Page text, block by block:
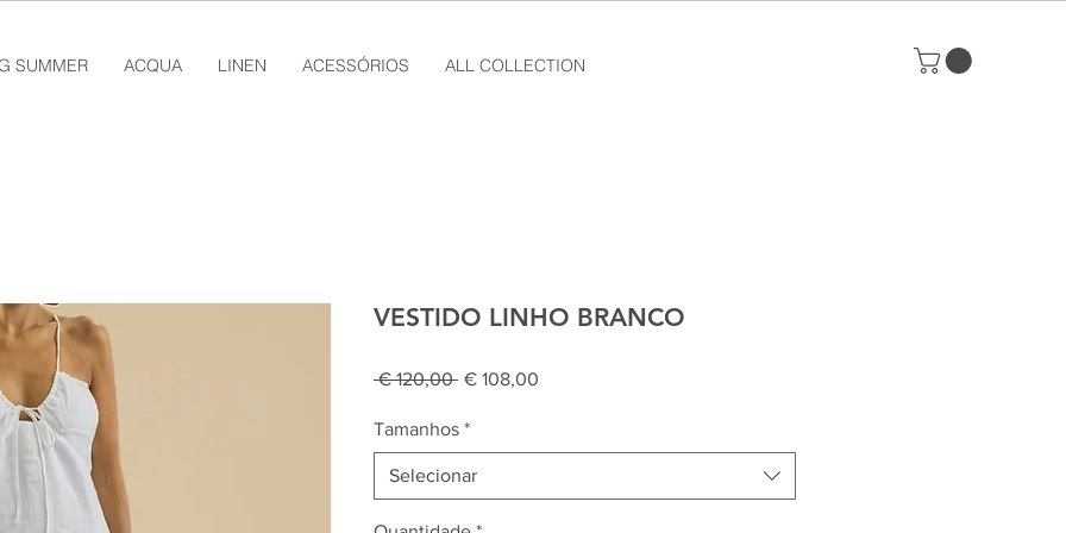
SUMMER ACQUA LINEN ACESSÓRIOS ALL COLLECTION
VESTIDO LINHO BRANCO
€ 120,00 Preço
€ 108,00
Tamanhos *
Selecionar